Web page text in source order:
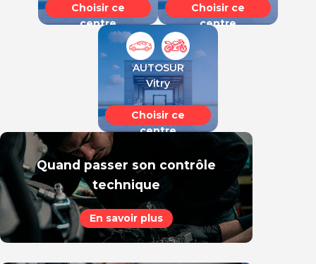
Choisir ce
centre
Choisir ce
centre
AUTOSUR
Vitry
Choisir ce
centre
Quand passer son contrôle
technique
En savoir plus